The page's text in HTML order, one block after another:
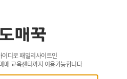
이디로 패밀리사이트인
매 교육센터까지 이용가능합니다